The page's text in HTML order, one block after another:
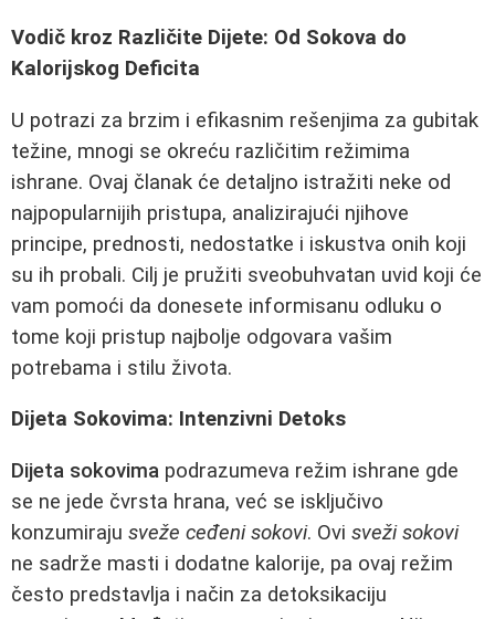
Vodič kroz Različite Dijete: Od Sokova do
Kalorijskog Deficita
U potrazi za brzim i efikasnim rešenjima za gubitak
težine, mnogi se okreću različitim režimima
ishrane. Ovaj članak će detaljno istražiti neke od
najpopularnijih pristupa, analizirajući njihove
principe, prednosti, nedostatke i iskustva onih koji
su ih probali. Cilj je pružiti sveobuhvatan uvid koji će
vam pomoći da donesete informisanu odluku o
tome koji pristup najbolje odgovara vašim
potrebama i stilu života.
Dijeta Sokovima: Intenzivni Detoks
Dijeta sokovima podrazumeva režim ishrane gde
se ne jede čvrsta hrana, već se isključivo
konzumiraju sveže ceđeni sokovi. Ovi sveži sokovi
ne sadrže masti i dodatne kalorije, pa ovaj režim
često predstavlja i način za detoksikaciju